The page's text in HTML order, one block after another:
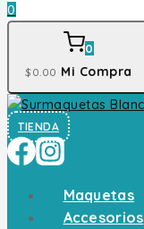
0
0
$0 .00 Mi Compra
TIENDA
Maquetas
Accesorios